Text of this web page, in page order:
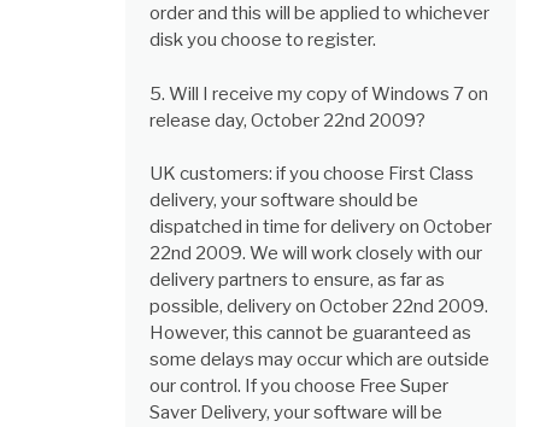
order and this will be applied to whichever
disk you choose to register.
5. Will I receive my copy of Windows 7 on
release day, October 22nd 2009?
UK customers: if you choose First Class
delivery, your software should be
dispatched in time for delivery on October
22nd 2009. We will work closely with our
delivery partners to ensure, as far as
possible, delivery on October 22nd 2009.
However, this cannot be guaranteed as
some delays may occur which are outside
our control. If you choose Free Super
Saver Delivery, your software will be